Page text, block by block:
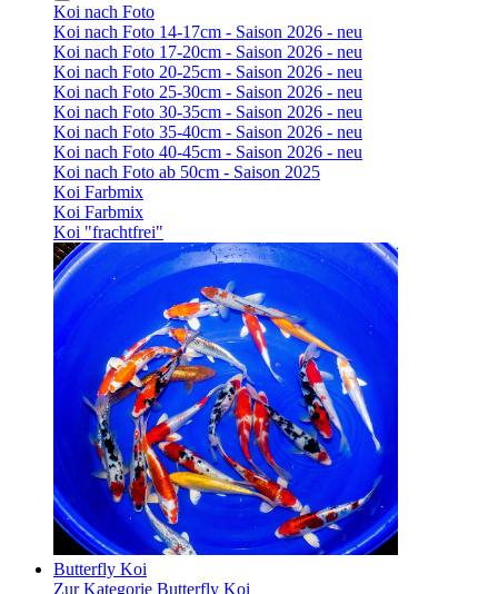
Koi nach Foto
Koi nach Foto 14-17cm - Saison 2026 - neu
Koi nach Foto 17-20cm - Saison 2026 - neu
Koi nach Foto 20-25cm - Saison 2026 - neu
Koi nach Foto 25-30cm - Saison 2026 - neu
Koi nach Foto 30-35cm - Saison 2026 - neu
Koi nach Foto 35-40cm - Saison 2026 - neu
Koi nach Foto 40-45cm - Saison 2026 - neu
Koi nach Foto ab 50cm - Saison 2025
Koi Farbmix
Koi Farbmix
Koi "frachtfrei"
Butterfly Koi
Zur Kategorie Butterfly Koi